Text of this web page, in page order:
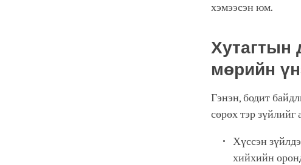
хэмээсэн юм.
Хутагтын
мөрийн
Гэнэн, бодит
сөрөх тэр зүйлийг
Хүссэн
хийхийн